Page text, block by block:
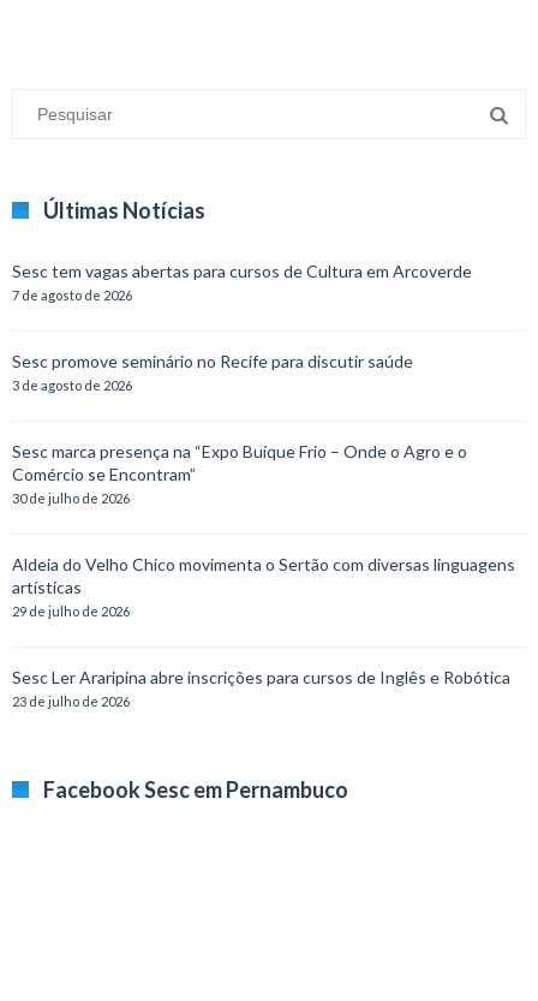
Últimas Notícias
Sesc tem vagas abertas para cursos de Cultura em Arcoverde
7 de agosto de 2026
Sesc promove seminário no Recife para discutir saúde
3 de agosto de 2026
Sesc marca presença na “Expo Buíque Frio – Onde o Agro e o
Comércio se Encontram”
30 de julho de 2026
Aldeia do Velho Chico movimenta o Sertão com diversas linguagens
artísticas
29 de julho de 2026
Sesc Ler Araripina abre inscrições para cursos de Inglês e Robótica
23 de julho de 2026
Facebook Sesc em Pernambuco